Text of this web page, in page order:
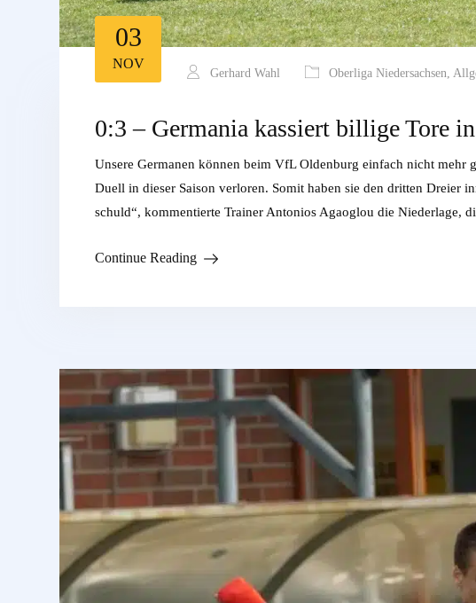
03
NOV
Gerhard Wahl Oberliga Niedersachsen
0:3 – Germania kassiert billige Tore
Unsere Germanen können beim VfL Oldenburg einfach nicht
Duell in dieser Saison verloren. Somit haben sie den dritten Dreier
schuld“, kommentierte Trainer Antonios Agaoglou die Niederlage,
Continue Reading